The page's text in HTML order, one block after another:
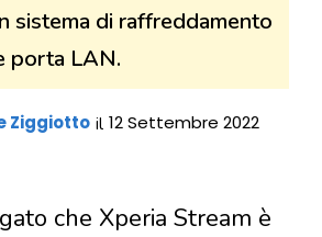
sistema di raffreddamento
porta LAN.
Ziggiotto il 12 Settembre 2022
che Xperia Stream è